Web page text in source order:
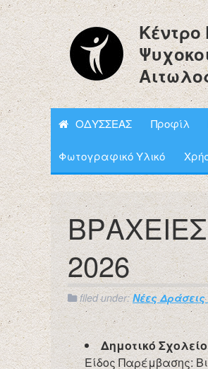
ΟΔΥΣΣΕΑΣ Προφίλ
Φωτογραφικό Υλικό
2026
filed under:Νέες Δράσεις
Δημοτικό
Είδος Παρέμβασης: